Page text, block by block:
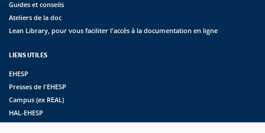
Guides et conseils
Ateliers de la doc
Lean Library, pour vous faciliter l'accès à la documentation en ligne
LIENS UTILES
EHESP
Presses de l'EHESP
Campus (ex REAL)
HAL-EHESP